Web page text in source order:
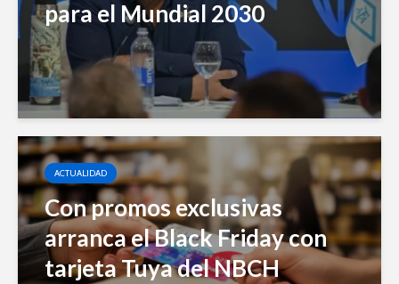
para el Mundial 2030
ACTUALIDAD
Con promos exclusivas
arranca el Black Friday con
tarjeta Tuya del NBCH